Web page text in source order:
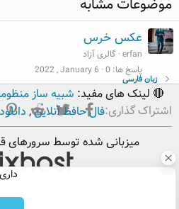
ب ف موضوعات مشابه
عکس خرس
erfan گالری آزاد
پاسخ ها 0
2022 , January 6
اشتراک گذاری: فیسبوکتویتر Reddit
زبان فارسی
🔴 لینک های مفید: شبیه ساز
فال حافظ آنلاین,
میزبانی شده توسط سرورهای